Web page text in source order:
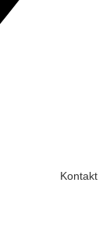
Kontakt